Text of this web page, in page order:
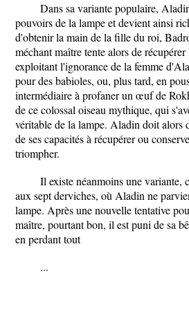
Dans sa variante populaire,
pouvoirs de la lampe et devient ainsi
d'obtenir la main de la fille du roi,
méchant maître tente alors de
exploitant l'ignorance de la femme
pour des babioles, ou, plus tard, en
intermédiaire à profaner un œuf de
de ce colossal oiseau mythique, qui
véritable de la lampe. Aladin doit alors
de ses capacités à récupérer ou
triompher.
Il existe néanmoins une variante,
aux sept derviches, où Aladin ne
lampe. Après une nouvelle tentative
maître, pourtant bon, il est puni de sa
en perdant tout
...